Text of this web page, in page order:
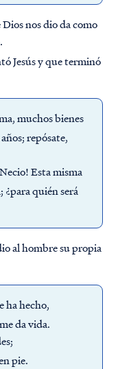
nos dio da como
Jesús y que terminó
muchos bienes
repósate,
Esta misma
quién será
al hombre su propia
ha hecho,
da vida.
pie.